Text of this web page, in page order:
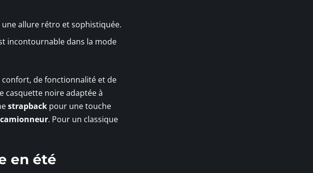
allure rétro et sophistiquée.
incontournable dans la mode
confort, de fonctionnalité et de
casquette noire adaptée à
strapback pour une touche
. Pour un classique
en été